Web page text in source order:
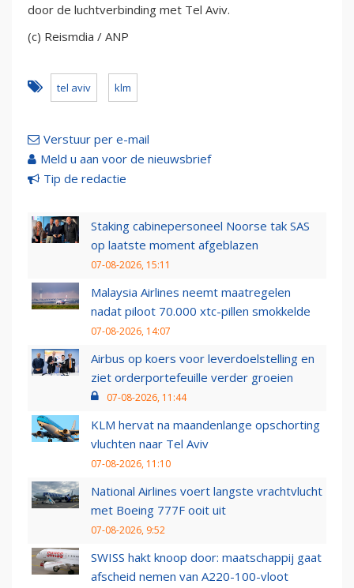
door de luchtverbinding met Tel Aviv.
(c) Reismdia / ANP
tel aviv klm
Verstuur per e-mail
Meld u aan voor de nieuwsbrief
Tip de redactie
Staking cabinepersoneel Noorse tak SAS
op laatste moment afgeblazen
07-08-2026, 15:11
Malaysia Airlines neemt maatregelen
nadat piloot 70.000 xtc-pillen smokkelde
07-08-2026, 14:07
Airbus op koers voor leverdoelstelling en
ziet orderportefeuille verder groeien
07-08-2026, 11:44
KLM hervat na maandenlange opschorting
vluchten naar Tel Aviv
07-08-2026, 11:10
National Airlines voert langste vrachtvlucht
met Boeing 777F ooit uit
07-08-2026, 9:52
SWISS hakt knoop door: maatschappij gaat
afscheid nemen van A220-100-vloot